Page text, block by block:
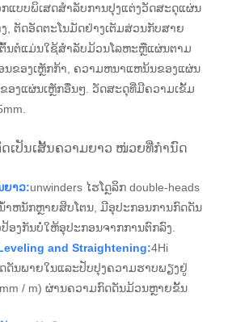
ແບບພິເສດສໍາລັບການປຸງແຕ່ງວັດສະດຸແຜ່ນ
, ຕັດອັດຕະໂນມັດຢ່າງເຕັມສ່ວນກັບສາຍ
ນຕໍແມ່ນໃຊ້ສໍາລັບມ້ວນໂລຫະຫຼືແຜ່ນຕາມ
ນຂອງເຫຼັກກ້າ, ຄວາມຫນາແຫນ້ນຂອງແຜ່ນ
ອງແຜ່ນເຫຼັກອື່ນໆ. ວັດສະດຸທີ່ມີຄວາມເຂັ້ມ
ເປັນເສັ້ນຄວາມຍາວ ໜ່ວຍທີ່ກຳນົດ
ຍາວ:unwinders ໄຮໂດຼລິກ double-heads
າຫນັກຫຼາຍສິບໂຕນ, ມີອຸປະກອນການກົດດັນ
ອງກັນບໍ່ໃຫ້ອຸປະກອນຈາກການຕົກລົງ.
and Straightening:4Hi
ດັນພາຍໃນແລະປັບປຸງຄວາມຮາບພຽງຢູ່
​​/ m) ຜ່ານຄວາມກົດດັນມ້ວນຫຼາຍຂັ້ນ